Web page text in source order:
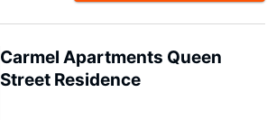
Carmel Apartments Queen
Street Residence